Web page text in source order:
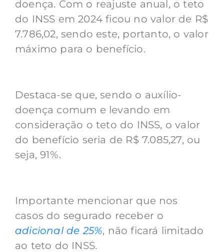
doença. Com o reajuste anual, o teto
do INSS em 2024 ficou no valor de R$
7.786,02, sendo este, portanto, o valor
máximo para o benefício.
Destaca-se que, sendo o auxílio-
doença comum e levando em
consideração o teto do INSS, o valor
do benefício seria de R$ 7.085,27, ou
seja, 91%.
Importante mencionar que nos
casos do segurado receber o
adicional de 25%, não ficará limitado
ao teto do INSS.